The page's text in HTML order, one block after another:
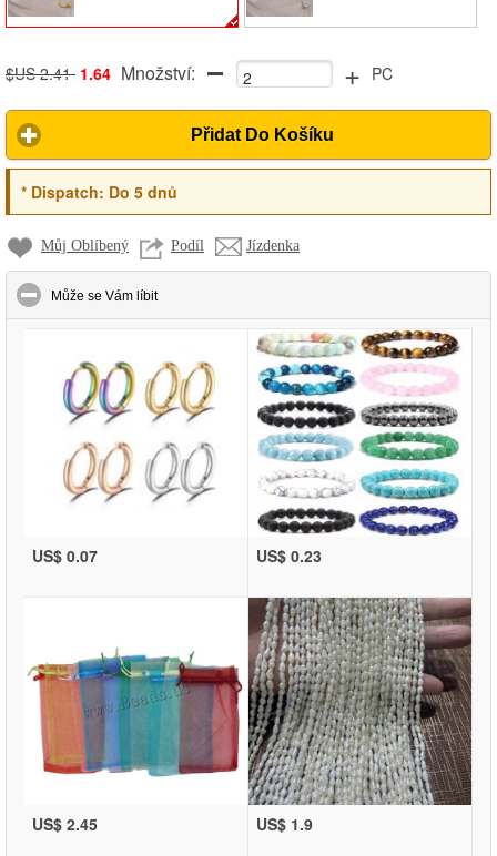
$US 2.41 1.64 Množství: + PC
Přidat Do Košíku
*Dispatch: Do 5 dnů
Můj Oblíbený Podíl Jízdenka
Může se Vám líbitclick to collapse contents
US$ 0.07 US$ 0.23
US$ 2.45 US$ 1.9